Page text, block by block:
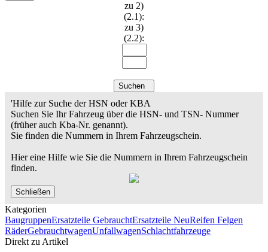
zu 2)
(2.1):
zu 3)
(2.2):
Suchen
'Hilfe zur Suche der HSN oder KBA
Suchen Sie Ihr Fahrzeug über die HSN- und TSN- Nummer
(früher auch Kba-Nr. genannt).
Sie finden die Nummern in Ihrem Fahrzeugschein.
Hier eine Hilfe wie Sie die Nummern in Ihrem Fahrzeugschein
finden.
Schließen
Kategorien
BaugruppenErsatzteile GebrauchtErsatzteile NeuReifen Felgen
RäderGebrauchtwagenUnfallwagenSchlachtfahrzeuge
Direkt zu Artikel